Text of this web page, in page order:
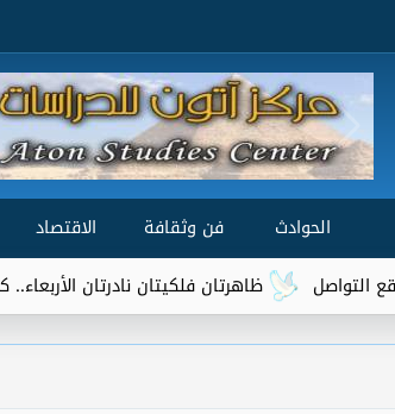
الحوادث فن وثقافة الاقتصاد
ظاهرتان فلكيتان نادرتان الأربعاء.. كسوف